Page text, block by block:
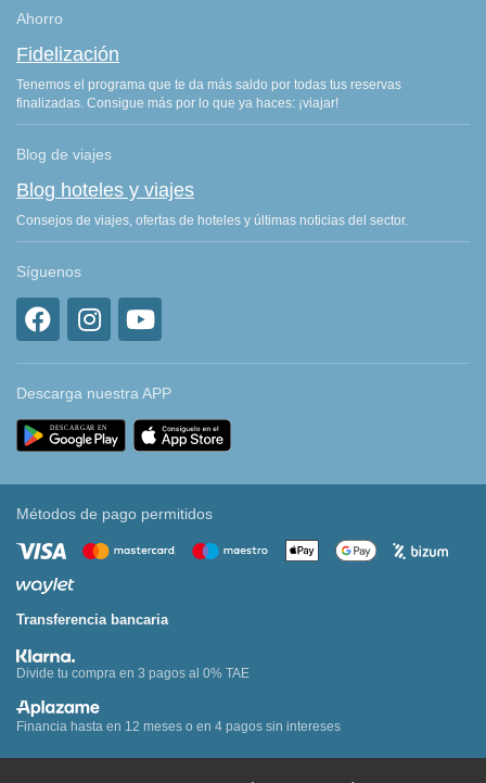
Ahorro
Fidelización
Tenemos el programa que te da más saldo por todas tus reservas
finalizadas. Consigue más por lo que ya haces: ¡viajar!
Blog de viajes
Blog hoteles y viajes
Consejos de viajes, ofertas de hoteles y últimas noticias del sector.
Síguenos
Descarga nuestra APP
Métodos de pago permitidos
Transferencia bancaria
Divide tu compra en 3 pagos al 0% TAE
Financia hasta en 12 meses o en 4 pagos sin intereses